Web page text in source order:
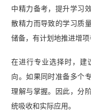
中精力备考，提升学习
散精力而导致的学习质
储备，有计划地推进增项
在进行专业选择时，建
向。如果同时准备多个
理解与掌握。因此，分
统吸收和实际应用。